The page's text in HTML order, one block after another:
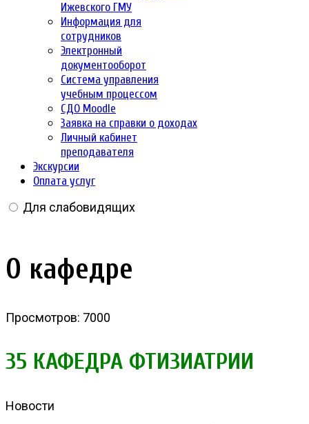
Ижевского ГМУ
Информация для
сотрудников
Электронный
документооборот
Система управления
учебным процессом
СДО Moodle
Заявка на справки о доходах
Личный кабинет
преподавателя
Экскурсии
Оплата услуг
Для слабовидящих
О кафедре
Просмотров: 7000
35 КАФЕДРА ФТИЗИАТРИИ
Новости